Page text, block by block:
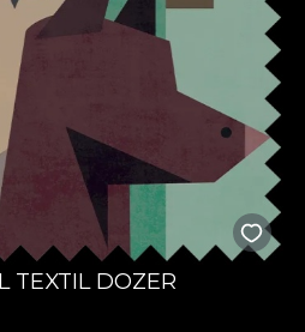
TEXTIL DOZER